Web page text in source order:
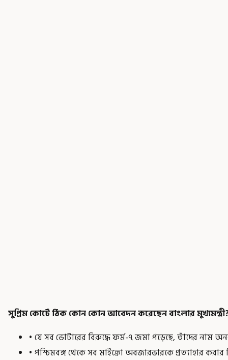
সুপ্রিম কোর্টে ঠিক কোন কোন আবেদন করেছেন বাংলার
• যে সব ভোটারের বিরুদ্ধে ফর্ম-৭ জমা পড়েছে, তাঁদের নাম
• পশ্চিমবঙ্গ থেকে সব মাইক্রো অবজারভারকে প্রত্যাহার করার